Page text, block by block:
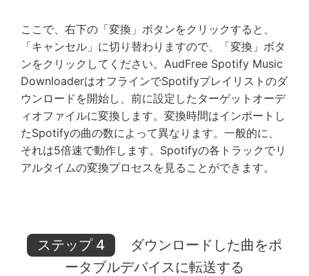
ここで、右下の「変換」ボタンをクリックすると、
「キャンセル」に切り替わりますので、「変換」ボタ
ンをクリックしてください。AudFree Spotify Music
DownloaderはオフラインでSpotifyプレイリストのダ
ウンロードを開始し、前に設定したターゲットオーデ
ィオファイルに変換します。変換時間はインポートし
たSpotifyの曲の数によって異なります。一般的に、
それは5倍速で動作します。Spotifyの各トラックでリ
アルタイムの変換プロセスを見ることができます。
ステップ 4
ダウンロードした曲をポ
ータブルデバイスに転送する